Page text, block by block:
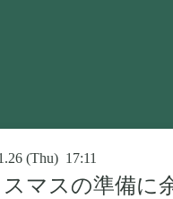
(Thu) 17:11
マスの準備に